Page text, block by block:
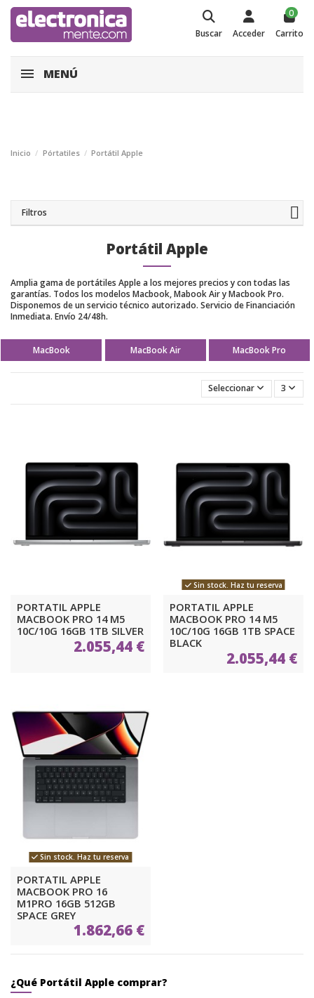
Buscar Acceder
0
Carrito
MENÚ
Inicio Pórtatiles Portátil Apple
Portátil Apple
Amplia gama de portátiles Apple a los mejores precios y con todas las
garantías. Todos los modelos Macbook, Mabook Air y Macbook Pro.
Disponemos de un servicio técnico autorizado. Servicio de Financiación
Inmediata. Envío 24/48h.
MacBook MacBook Air MacBook Pro
Seleccionar 3
PORTATIL APPLE
MACBOOK PRO 14 M5
10C/10G 16GB 1TB SILVER
2.055,44 €
Sin stock. Haz tu reserva
PORTATIL APPLE
MACBOOK PRO 14 M5
10C/10G 16GB 1TB SPACE
BLACK
2.055,44 €
Sin stock. Haz tu reserva
PORTATIL APPLE
MACBOOK PRO 16
M1PRO 16GB 512GB
SPACE GREY
1.862,66 €
¿Qué Portátil Apple comprar?
Filtros